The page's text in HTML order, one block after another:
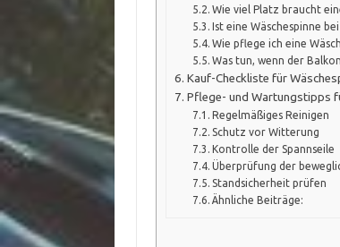
Wie viel Platz braucht
Ist eine Wäschespinne
Wie pflege ich eine
Was tun, wenn der
Kauf-Checkliste für
Pflege- und Wartungstipps
Regelmäßiges Reinigen
Schutz vor Witterung
Kontrolle der Spannseile
Überprüfung der
Standsicherheit prüfen
Ähnliche Beiträge: